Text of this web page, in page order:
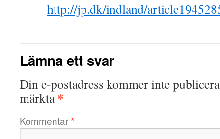
http://jp.dk/indland/
Lämna ett svar
Din e-postadress kommer inte
märkta*
Kommentar*